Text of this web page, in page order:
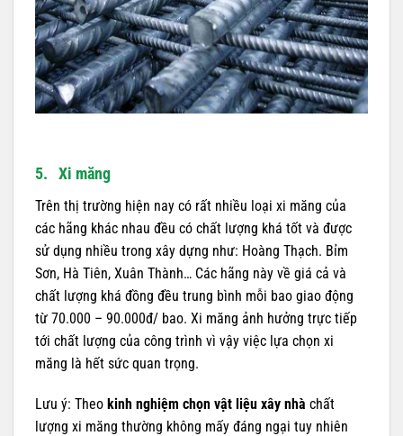
5. Xi măng
Trên thị trường hiện nay có rất nhiều loại xi măng của
các hãng khác nhau đều có chất lượng khá tốt và được
sử dụng nhiều trong xây dựng như: Hoàng Thạch. Bỉm
Sơn, Hà Tiên, Xuân Thành… Các hãng này về giá cả và
chất lượng khá đồng đều trung bình mỗi bao giao động
từ 70.000 – 90.000đ/ bao. Xi măng ảnh hưởng trực tiếp
tới chất lượng của công trình vì vậy việc lựa chọn xi
măng là hết sức quan trọng.
Lưu ý: Theo kinh nghiệm chọn vật liệu xây nhà chất
lượng xi măng thường không mấy đáng ngại tuy nhiên